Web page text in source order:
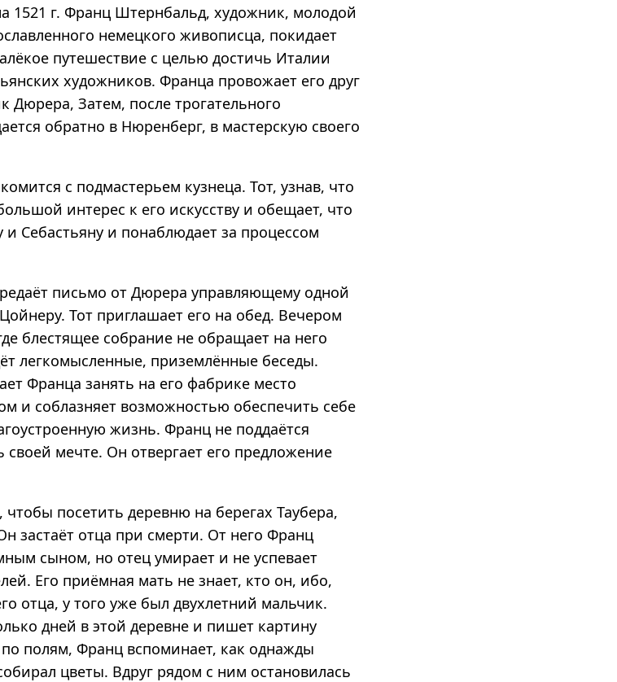
1521 г. Франц Штернбальд, художник, молодой
немецкого живописца, покидает
путешествие с целью достичь Италии
художников. Франца провожает его друг
Дюрера, Затем, после трогательного
обратно в Нюренберг, в мастерскую своего
с подмастерьем кузнеца. Тот, узнав, что
интерес к его искусству и обещает, что
Себастьяну и понаблюдает за процессом
письмо от Дюрера управляющему одной
Тот приглашает его на обед. Вечером
блестящее собрание не обращает на него
легкомысленные, приземлённые беседы.
Франца занять на его фабрике место
и соблазняет возможностью обеспечить себе
жизнь. Франц не поддаётся
своей мечте. Он отвергает его предложение
посетить деревню на берегах Таубера,
застаёт отца при смерти. От него Франц
сыном, но отец умирает и не успевает
Его приёмная мать не знает, кто он, ибо,
отца, у того уже был двухлетний мальчик.
дней в этой деревне и пишет картину
по полям, Франц вспоминает, как однажды
цветы. Вдруг рядом с ним остановилась